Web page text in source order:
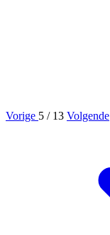
Vorige 5 / 13 Volgende